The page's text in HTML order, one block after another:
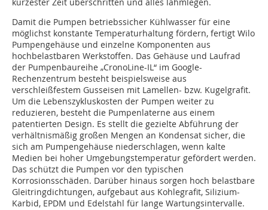
Damit die Pumpen betriebssicher Kühlwasser für eine
möglichst konstante Temperaturhaltung fördern, fertigt Wilo
Pumpengehäuse und einzelne Komponenten aus
hochbelastbaren Werkstoffen. Das Gehäuse und Laufrad
der Pumpenbaureihe „CronoLine-IL“ im Google-
Rechenzentrum besteht beispielsweise aus
verschleißfestem Gusseisen mit Lamellen- bzw. Kugelgrafit.
Um die Lebenszykluskosten der Pumpen weiter zu
reduzieren, besteht die Pumpenlaterne aus einem
patentierten Design. Es stellt die gezielte Abführung der
verhältnismäßig großen Mengen an Kondensat sicher, die
sich am Pumpengehäuse niederschlagen, wenn kalte
Medien bei hoher Umgebungstemperatur gefördert werden.
Das schützt die Pumpen vor den typischen
Korrosionsschäden. Darüber hinaus sorgen hoch belastbare
Gleitringdichtungen, aufgebaut aus Kohlegrafit, Silizium-
Karbid, EPDM und Edelstahl für lange Wartungsintervalle.